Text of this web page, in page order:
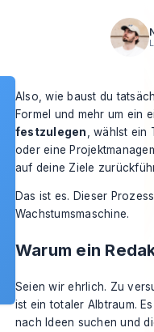
Also, wie baust du
Formel und mehr um ein
festzulegen
, wählst
oder eine
auf deine Ziele
Das ist es. Dieser
Wachstumsmaschine.
Warum ein
Seien wir ehrlich. Zu
ist ein totaler Albtraum.
nach Ideen suchen und